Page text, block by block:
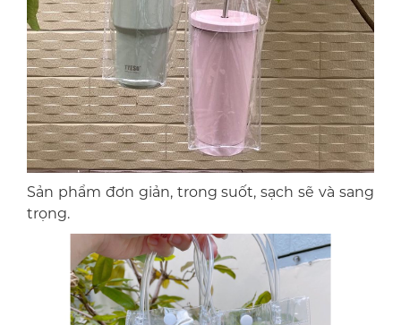
Sản phẩm đơn giản, trong suốt, sạch sẽ và sang
trọng.